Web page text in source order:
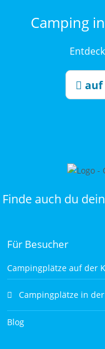
Camping
auf
Finde auch du
Für Besucher
Campingplätze auf der
Campingplätze in
Blog